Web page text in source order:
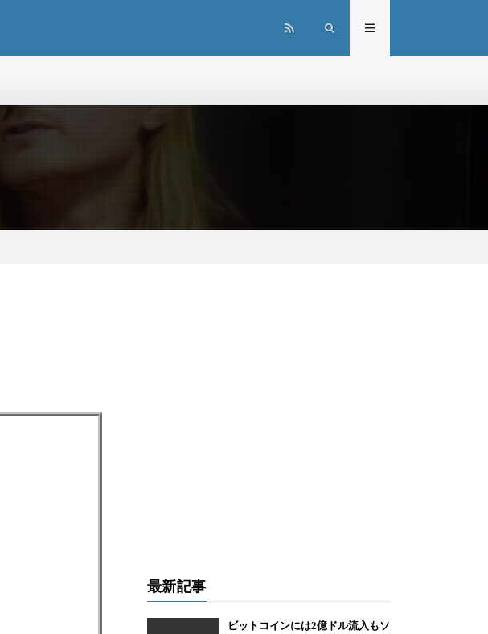
最新記事
ビットコインには2億ドル流入もソ